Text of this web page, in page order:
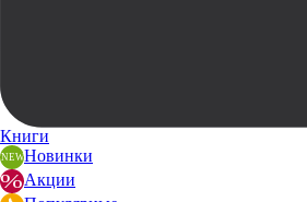
Книги
Новинки
Акции